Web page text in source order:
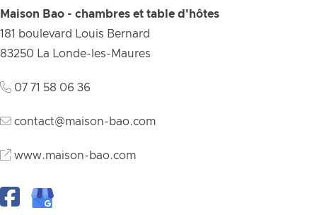
Maison Bao - chambres et table d'hôtes
181 boulevard Louis Bernard
83250 La Londe-les-Maures
07 71 58 06 36
contact@maison-bao.com
www.maison-bao.com
Facebook